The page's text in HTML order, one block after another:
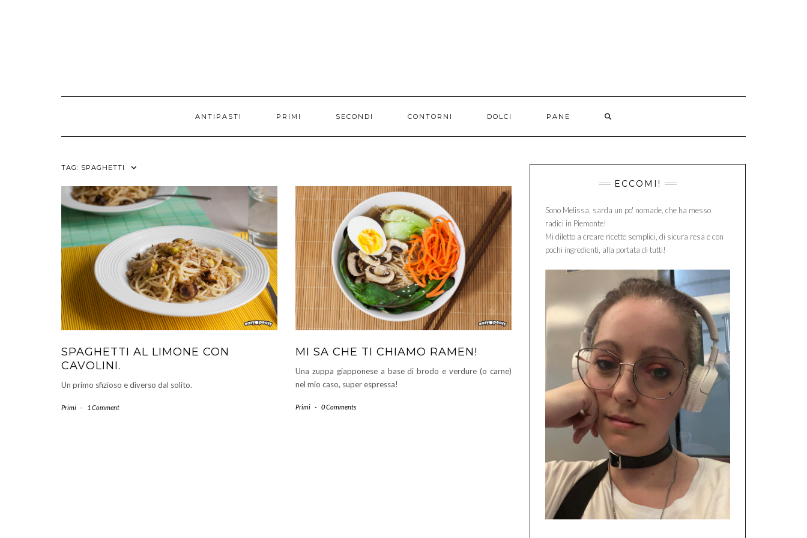
ANTIPASTI PRIMI SECONDI CONTORNI DOLCI PANE
TAG: SPAGHETTI
SPAGHETTI AL LIMONE CON
CAVOLINI.
Un primo sfizioso e diverso dal solito.
Primi - 1 Comment
MI SA CHE TI CHIAMO RAMEN!
Una zuppa giapponese a base di brodo e verdure (o carne)
nel mio caso, super espressa!
Primi - 0 Comments
ECCOMI!
Sono Melissa, sarda un po' nomade, che ha messo
radici in Piemonte!
Mi diletto a creare ricette semplici, di sicura resa e con
pochi ingredienti, alla portata di tutti!